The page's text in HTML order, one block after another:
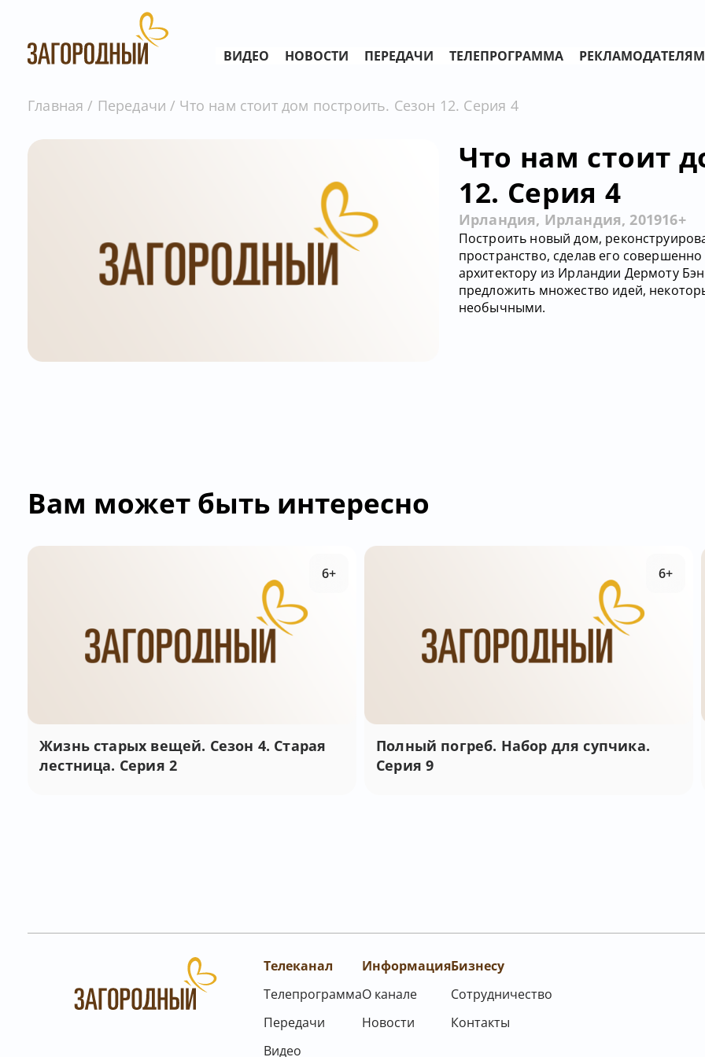
ВИДЕО НОВОСТИ ПЕРЕДАЧИ ТЕЛЕПРОГРАММА РЕКЛАМОДАТЕЛЯМ
Главная Передачи Что нам стоит дом построить. Сезон 12. Серия 4
Что нам стоит
12. Серия 4
Ирландия, Ирландия, 201916+
Построить новый дом,
пространство, сделав его
архитектору из Ирландии Дермоту
предложить множество идей,
необычными.
Вам может быть интересно
Жизнь старых вещей. Сезон 4. Старая
лестница. Серия 2
6+
Полный погреб. Набор для супчика.
Серия 9
6+
Телеканал
Телепрограмма
Передачи
Видео
Информация
О канале
Новости
Бизнесу
Сотрудничество
Контакты